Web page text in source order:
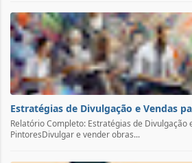
Estratégias de Divulgação e Vendas
Relatório Completo: Estratégias de Divulgação
PintoresDivulgar e vender obras...